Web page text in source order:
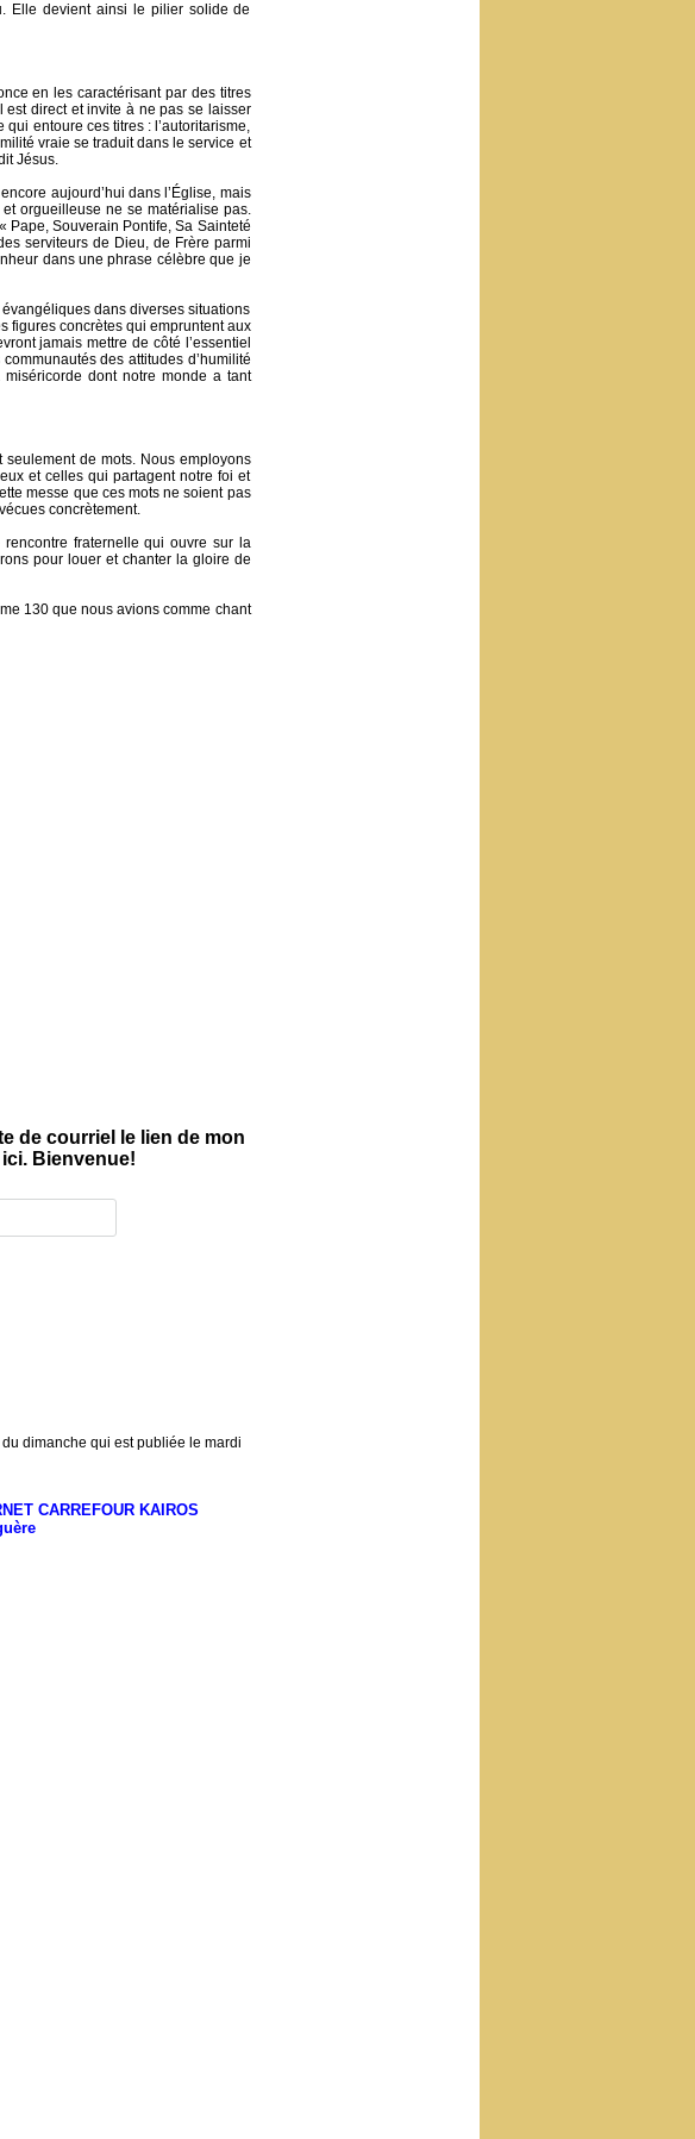
Elle devient ainsi le pilier solide de
en les caractérisant par des titres
est direct et invite à ne pas se laisser
entoure ces titres : l’autoritarisme,
vraie se traduit dans le service et
Jésus.
aujourd’hui dans l’Église, mais
orgueilleuse ne se matérialise pas.
Pape, Souverain Pontife, Sa Sainteté
serviteurs de Dieu, de Frère parmi
dans une phrase célèbre que je
dans diverses situations
figures concrètes qui empruntent aux
jamais mettre de côté l’essentiel
des attitudes d’humilité
dont notre monde a tant
seulement de mots. Nous employons
et celles qui partagent notre foi et
messe que ces mots ne soient pas
concrètement.
fraternelle qui ouvre sur la
pour louer et chanter la gloire de
130 que nous avions comme chant
de courriel le lien de mon
Bienvenue!
dimanche qui est publiée le mardi
CARREFOUR KAIROS